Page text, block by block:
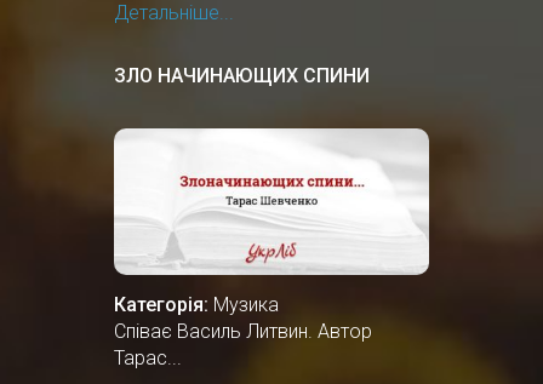
Детальніше...
ЗЛО НАЧИНАЮЩИХ СПИНИ
Категорія: Музика
Співає Василь Литвин. Автор
Тарас...